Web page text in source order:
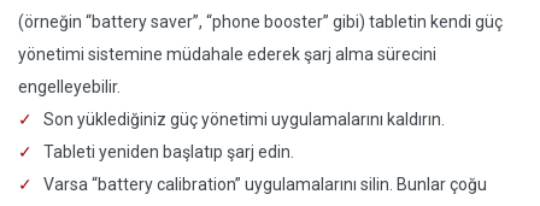
(örneğin “battery saver”, “phone booster” gibi) tabletin kendi güç
yönetimi sistemine müdahale ederek şarj alma sürecini
engelleyebilir.
Son yüklediğiniz güç yönetimi uygulamalarını kaldırın.
Tableti yeniden başlatıp şarj edin.
Varsa “battery calibration” uygulamalarını silin. Bunlar çoğu